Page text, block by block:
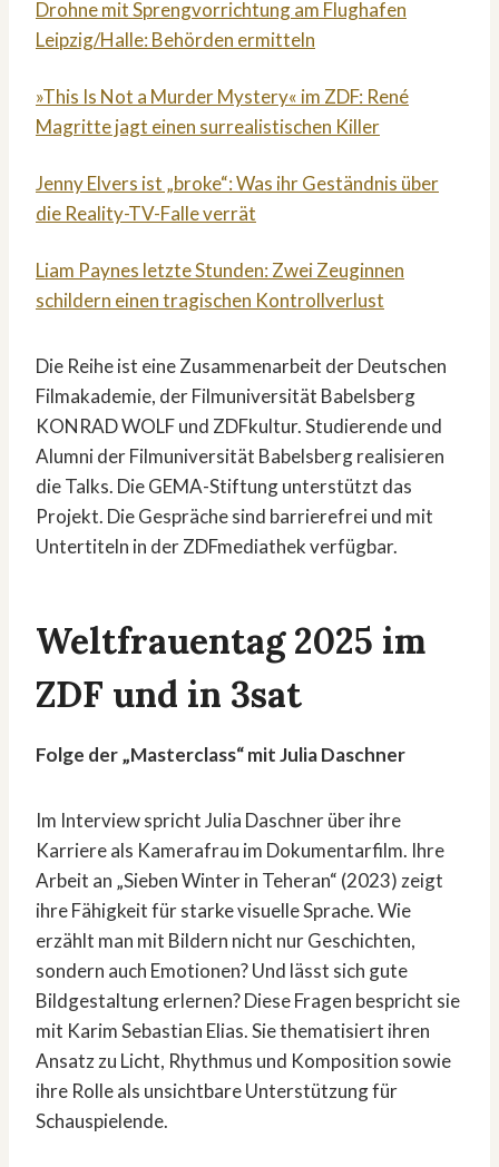
Drohne mit Sprengvorrichtung am Flughafen
Leipzig/Halle: Behörden ermitteln
»This Is Not a Murder Mystery« im ZDF: René
Magritte jagt einen surrealistischen Killer
Jenny Elvers ist „broke“: Was ihr Geständnis über
die Reality-TV-Falle verrät
Liam Paynes letzte Stunden: Zwei Zeuginnen
schildern einen tragischen Kontrollverlust
Die Reihe ist eine Zusammenarbeit der Deutschen
Filmakademie, der Filmuniversität Babelsberg
KONRAD WOLF und ZDFkultur. Studierende und
Alumni der Filmuniversität Babelsberg realisieren
die Talks. Die GEMA-Stiftung unterstützt das
Projekt. Die Gespräche sind barrierefrei und mit
Untertiteln in der ZDFmediathek verfügbar.
Weltfrauentag 2025 im
ZDF und in 3sat
Folge der „Masterclass“ mit Julia Daschner
Im Interview spricht Julia Daschner über ihre
Karriere als Kamerafrau im Dokumentarfilm. Ihre
Arbeit an „Sieben Winter in Teheran“ (2023) zeigt
ihre Fähigkeit für starke visuelle Sprache. Wie
erzählt man mit Bildern nicht nur Geschichten,
sondern auch Emotionen? Und lässt sich gute
Bildgestaltung erlernen? Diese Fragen bespricht sie
mit Karim Sebastian Elias. Sie thematisiert ihren
Ansatz zu Licht, Rhythmus und Komposition sowie
ihre Rolle als unsichtbare Unterstützung für
Schauspielende.